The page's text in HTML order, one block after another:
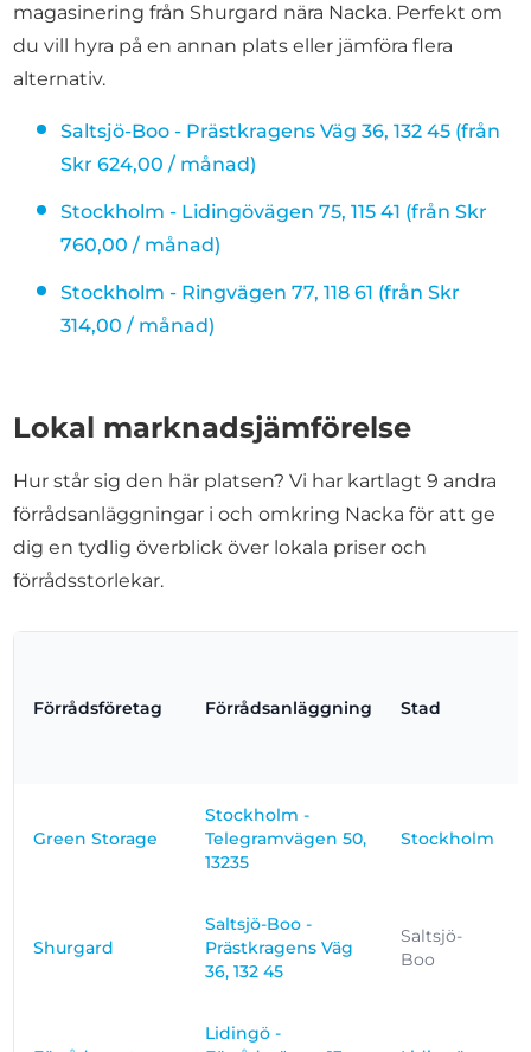
magasinering från Shurgard nära Nacka. Perfekt om
du vill hyra på en annan plats eller jämföra flera
alternativ.
Saltsjö-Boo - Prästkragens Väg 36, 132 45 (från
Skr 624,00 / månad)
Stockholm - Lidingövägen 75, 115 41 (från Skr
760,00 / månad)
Stockholm - Ringvägen 77, 118 61 (från Skr
314,00 / månad)
Lokal marknadsjämförelse
Hur står sig den här platsen? Vi har kartlagt 9 andra
förrådsanläggningar i och omkring Nacka för att ge
dig en tydlig överblick över lokala priser och
förrådsstorlekar.
Förrådsföretag Förrådsanläggning Stad
Green Storage
Stockholm -
Telegramvägen 50,
13235
Stockholm
Shurgard
Saltsjö-Boo -
Prästkragens Väg
36, 132 45
Saltsjö-
Boo
Lidingö -